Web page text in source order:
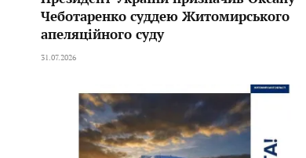
Чеботаренко суддею Житомирського
апеляційного суду
31.07.2026